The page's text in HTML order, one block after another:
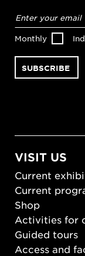
address*
Monthly
VISIT US
Current
Current
Shop
Activities for
Guided tours
Access and